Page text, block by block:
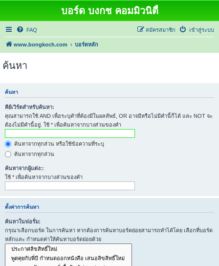
บอร์ด บงกช คอมมิวนิตี้
FAQ เข้าสู่ระบบ
สมัครสมาชิก
www.bongkoch.com บอร์ดหลัก
ค้นหา
ค้นหา
คีย์เวิร์ดสำหรับค้นหา:
คุณสามารถใช้ AND เพื่อระบุคำที่ต้องมีในผลลัพธ์, OR อาจมีหรือไม่มีคำนี้ก็ได้ และ NOT จะ
ต้องไม่มีคำนี้อยู่. ใช้ * เพื่อค้นหาจากบางส่วนของคำ
ค้นหาจากทุกส่วน หรือใช้ข้อความที่ระบุ
ค้นหาจากทุกส่วน
ค้นหาจากผู้แต่ง::
ใช้ * เพื่อค้นหาจากบางส่วนของคำ
ตั้งค่าการค้นหา
ค้นหาในฟอรั่ม:
กรุณาเลือกบอร์ด ในการค้นหา หากต้องการค้นหาบอร์ดย่อยสามารถทำได้โดย เลือกที่บอร์ด
หลักและ กำหนดค่าให้ค้นหาบอร์ดย่อยด้วย